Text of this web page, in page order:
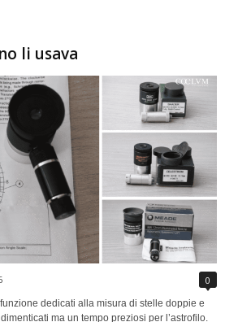
li usava
0
dedicati alla misura di stelle doppie e
ma un tempo preziosi per l’astrofilo.